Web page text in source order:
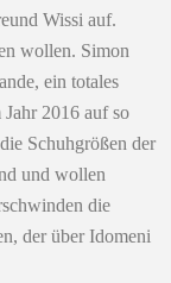
Wissi auf.
wollen. Simon
ein totales
2016 auf so
Schuhgrößen der
und wollen
die
der über Idomeni